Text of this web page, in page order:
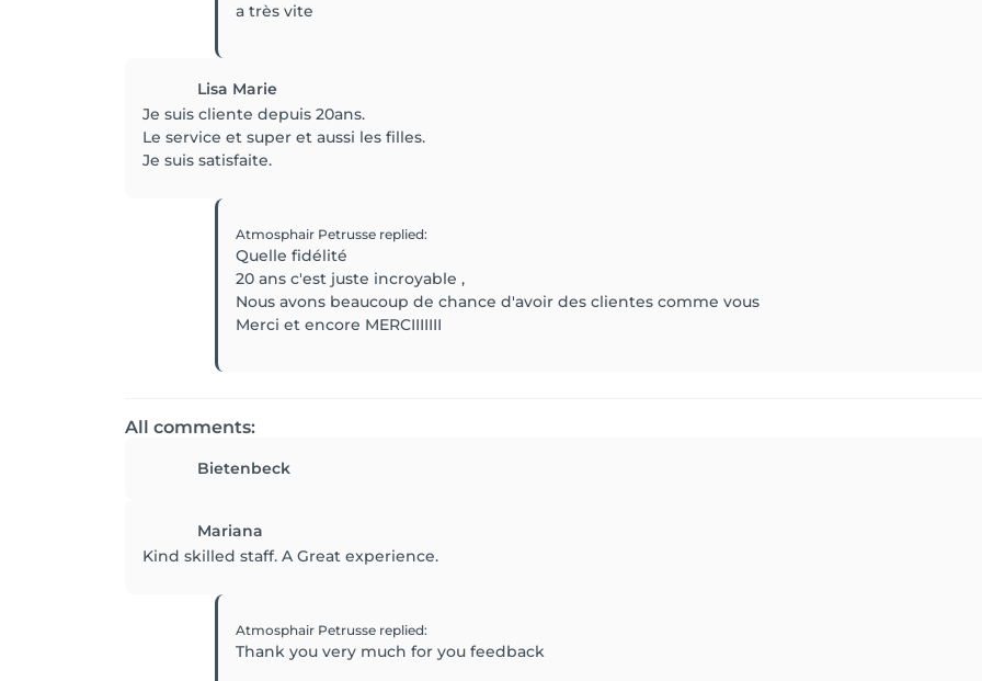
a très vite
Lisa Marie
Je suis cliente depuis 20ans.
Le service et super et aussi les filles.
Je suis satisfaite.
Atmosphair Petrusse replied:
Quelle fidélité
20 ans c'est juste incroyable ,
Nous avons beaucoup de chance d'avoir des clientes comme vous
Merci et encore MERCIIIIIII
All comments:
Bietenbeck
Mariana
Kind skilled staff. A Great experience.
Atmosphair Petrusse replied:
Thank you very much for you feedback